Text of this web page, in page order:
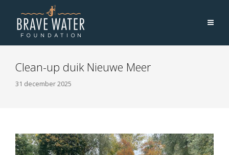
Clean-up duik Nieuwe Meer
31 december 2025